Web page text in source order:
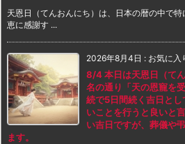
天恩日（てんおんにち）は、日本の暦の中で
恵に感謝す ...
2026年8月4日 : お気に入
8/4 本日は天恩日（て
名の通り「天の恩寵を
続で5日間続く吉日と
いことを行うと良いと
い吉日ですが、葬儀や
ます。